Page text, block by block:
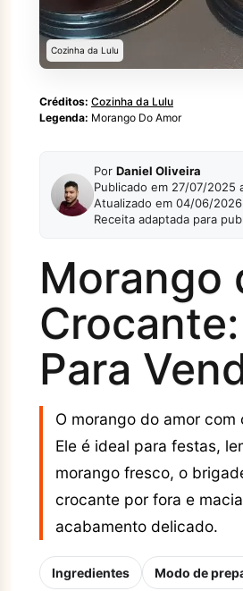
Cozinha da Lulu
Créditos: Cozinha da Lulu
Legenda: Morango Do Amor
Por Daniel Oliveira
Publicado em 27/07/2025
Atualizado em 04/06/2026
Receita adaptada para
Morango
Para
O morango do amor
Ele é ideal para festas,
morango fresco, o
crocante por fora e
acabamento delicado.
Ingredientes Modo de